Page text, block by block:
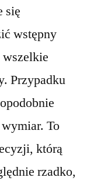
się
wstępny
wszelkie
Przypadku
To
którą
rzadko,